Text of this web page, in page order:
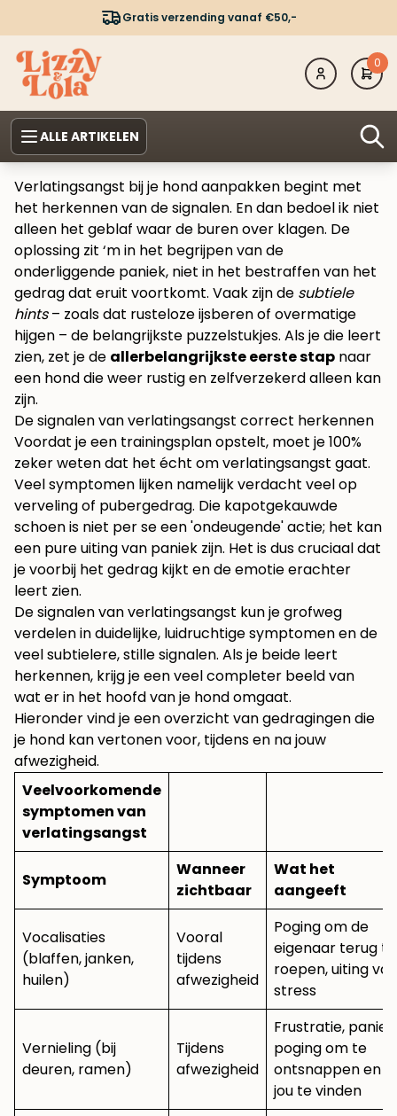
Gratis verzending vanaf €50,-
0
ALLE ARTIKELEN
Verlatingsangst bij je hond aanpakken begint met
het herkennen van de signalen. En dan bedoel ik niet
alleen het geblaf waar de buren over klagen. De
oplossing zit ‘m in het begrijpen van de
onderliggende paniek, niet in het bestraffen van het
gedrag dat eruit voortkomt. Vaak zijn de subtiele
hints– zoals dat rusteloze ijsberen of overmatige
hijgen – de belangrijkste puzzelstukjes. Als je die leert
zien, zet je de allerbelangrijkste eerste stap naar
een hond die weer rustig en zelfverzekerd alleen kan
zijn.
De signalen van verlatingsangst correct herkennen
Voordat je een trainingsplan opstelt, moet je 100%
zeker weten dat het écht om verlatingsangst gaat.
Veel symptomen lijken namelijk verdacht veel op
verveling of pubergedrag. Die kapotgekauwde
schoen is niet per se een 'ondeugende' actie; het kan
een pure uiting van paniek zijn. Het is dus cruciaal dat
je voorbij het gedrag kijkt en de emotie erachter
leert zien.
De signalen van verlatingsangst kun je grofweg
verdelen in duidelijke, luidruchtige symptomen en de
veel subtielere, stille signalen. Als je beide leert
herkennen, krijg je een veel completer beeld van
wat er in het hoofd van je hond omgaat.
Hieronder vind je een overzicht van gedragingen die
je hond kan vertonen voor, tijdens en na jouw
afwezigheid.
Veelvoorkomende
symptomen van
verlatingsangst
Symptoom
Wanneer
zichtbaar
Wat het
aangeeft
Vocalisaties
(blaffen, janken,
huilen)
Vooral
tijdens
afwezigheid
Poging om de
eigenaar terug te
roepen, uiting van
stress
Vernieling (bij
deuren, ramen)
Tijdens
afwezigheid
Frustratie, paniek,
poging om te
ontsnappen en
jou te vinden